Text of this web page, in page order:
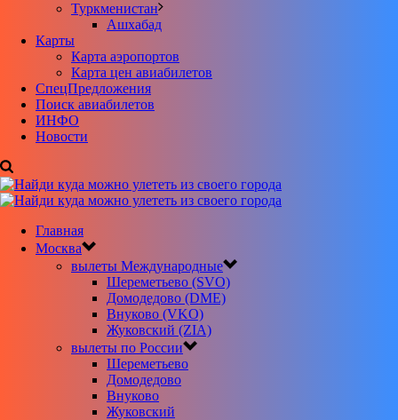
Туркменистан
Ашхабад
Карты
Карта аэропортов
Карта цен авиабилетов
CпецПредложения
Поиск авиабилетов
ИНФО
Новости
Главная
Москва
вылеты Международные
Шереметьево (SVO)
Домодедово (DME)
Внуково (VKO)
Жуковский (ZIA)
вылеты по России
Шереметьево
Домодедово
Внуково
Жуковский